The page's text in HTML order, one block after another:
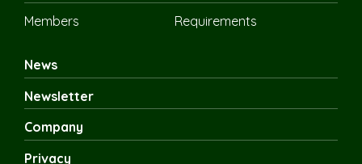
Members
Requirements
News
Newsletter
Company
Privacy